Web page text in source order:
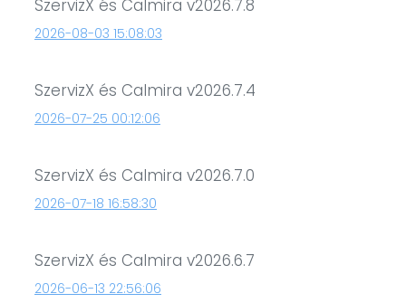
SzervizX és Calmira v2026.7.8
2026-08-03 15:08:03
SzervizX és Calmira v2026.7.4
2026-07-25 00:12:06
SzervizX és Calmira v2026.7.0
2026-07-18 16:58:30
SzervizX és Calmira v2026.6.7
2026-06-13 22:56:06